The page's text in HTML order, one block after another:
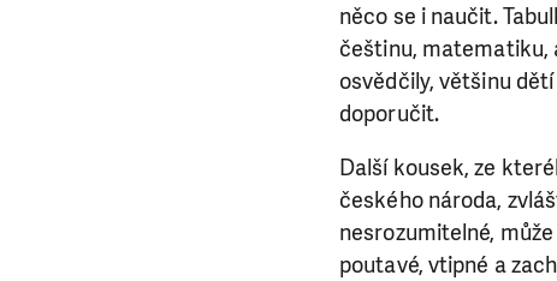
něco se i naučit.
češtinu, matematiku,
osvědčily, většinu
doporučit.
Další kousek, ze
českého národa,
nesrozumitelné,
poutavé, vtipné a
LÍBÍ
Abychom mohli